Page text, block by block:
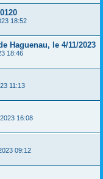
18:52
Haguenau, le 4/11/2023
18:46
11:13
16:08
09:12